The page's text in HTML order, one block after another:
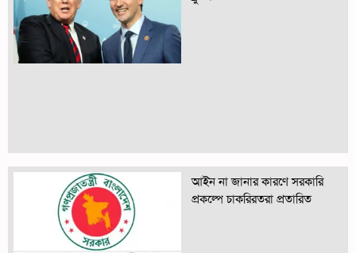
আইন না জানার কারণে সরকারি
প্রকল্পে চাকরিরতরা প্রতারিত